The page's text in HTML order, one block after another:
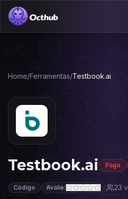
Home/Ferramentas/Testbook.ai
Testbook.ai Pago
Código Avalie: 23